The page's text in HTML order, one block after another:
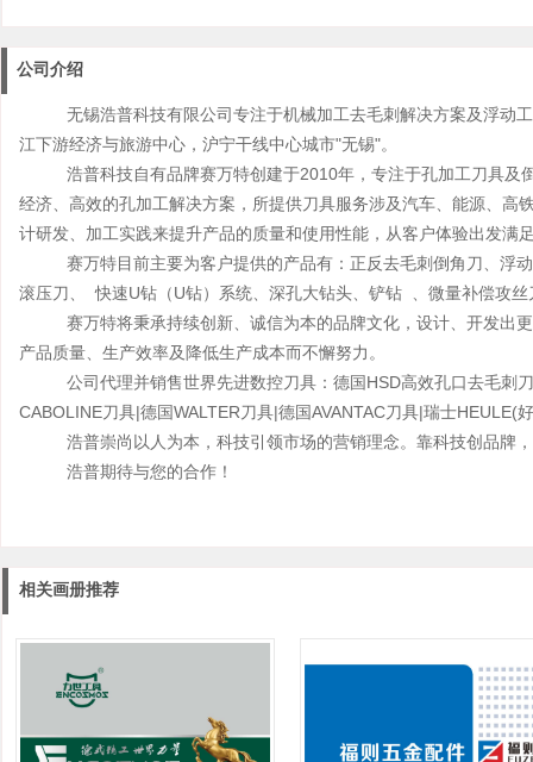
公司介绍
无锡浩普科技有限公司专注于机械加工去毛刺解决方案及浮动工
江下游经济与旅游中心，沪宁干线中心城市"无锡"。
浩普科技自有品牌赛万特创建于2010年，专注于孔加工刀具及
经济、高效的孔加工解决方案，所提供刀具服务涉及汽车、能源、高
计研发、加工实践来提升产品的质量和使用性能，从客户体验出发满
赛万特目前主要为客户提供的产品有：正反去毛刺倒角刀、浮动
滚压刀、 快速U钻（U钻）系统、深孔大钻头、铲钻 、微量补偿攻丝
赛万特将秉承持续创新、诚信为本的品牌文化，设计、开发出更
产品质量、生产效率及降低生产成本而不懈努力。
公司代理并销售世界先进数控刀具：德国HSD高效孔口去毛刺刀
CABOLINE刀具|德国WALTER刀具|德国AVANTAC刀具|瑞士HEULE(
浩普崇尚以人为本，科技引领市场的营销理念。靠科技创品牌，
浩普期待与您的合作！
相关画册推荐